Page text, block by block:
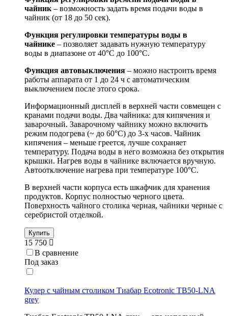
чайник – возможность задать время подачи воды в
чайник (от 18 до 50 сек).
Функция регулировки температуры воды в
чайнике – позволяет задавать нужную температуру
воды в диапазоне от 40°С до 100°С.
Функция автовыключения – можно настроить время
работы аппарата от 1 до 24 ч с автоматическим
выключением после этого срока.
Информационный дисплей в верхней части совмещен с
кранами подачи воды. Два чайника: для кипячения и
заварочный. Заварочному чайнику можно включить
режим подогрева (~ до 60°С) до 3-х часов. Чайник
кипячения – меньше греется, лучше сохраняет
температуру. Подача воды в него возможна без открытия
крышки. Нагрев воды в чайнике включается вручную.
Автоотключение нагрева при температуре 100°С.
В верхней части корпуса есть шкафчик для хранения
продуктов. Корпус полностью черного цвета.
Поверхность чайного столика черная, чайники черные с
серебристой отделкой.
Купить
15 750
В сравнение
Под заказ
Кулер с чайным столиком Тиабар Ecotronic TB50-LNA
grey